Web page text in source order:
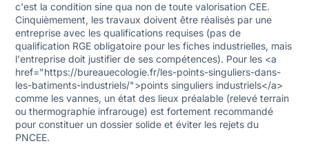
c'est la condition sine qua non de toute valorisation CEE.
Cinquièmement, les travaux doivent être réalisés par une
entreprise avec les qualifications requises (pas de
qualification RGE obligatoire pour les fiches industrielles, mais
l'entreprise doit justifier de ses compétences). Pour les <a
href="https://bureauecologie.fr/les-points-singuliers-dans-
les-batiments-industriels/">points singuliers industriels</a>
comme les vannes, un état des lieux préalable (relevé terrain
ou thermographie infrarouge) est fortement recommandé
pour constituer un dossier solide et éviter les rejets du
PNCEE.